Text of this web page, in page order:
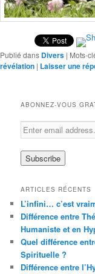
Publié dans Divers | Mots-
révélation | Laisser une
ABONNEZ-VOUS
ARTICLES RÉCENTS
L’infini… c’est
Différence entre
Humaniste et en
Quel différence
Spirituelle ?
Différence entre